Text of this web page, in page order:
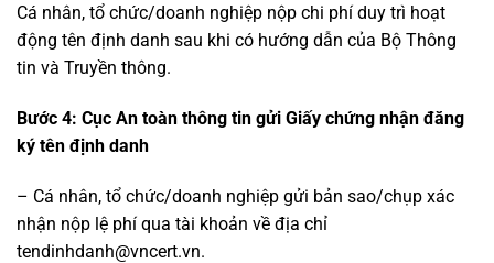
Cá nhân, tổ chức/doanh nghiệp nộp chi phí duy trì hoạt
động tên định danh sau khi có hướng dẫn của Bộ Thông
tin và Truyền thông.
Bước 4: Cục An toàn thông tin gửi Giấy chứng nhận đăng
ký tên định danh
– Cá nhân, tổ chức/doanh nghiệp gửi bản sao/chụp xác
nhận nộp lệ phí qua tài khoản về địa chỉ
tendinhdanh@vncert.vn.